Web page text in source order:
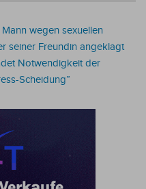
wegen sexuellen
seiner Freundin angeklagt
Notwendigkeit der
Scheidung”